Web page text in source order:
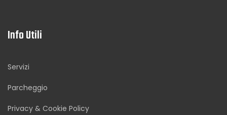
Info Utili
Servizi
Parcheggio
Privacy & Cookie Policy